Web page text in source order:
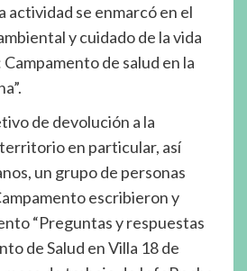
actividad se enmarcó en el
y cuidado de la vida
de salud en la
de devolución a la
en particular, así
un grupo de personas
escribieron y
“Preguntas y respuestas
de Salud en Villa 18 de